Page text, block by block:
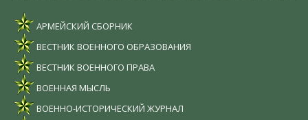
АРМЕЙСКИЙ СБОРНИК
ВЕСТНИК ВОЕННОГО ОБРАЗОВАНИЯ
ВЕСТНИК ВОЕННОГО ПРАВА
ВОЕННАЯ МЫСЛЬ
ВОЕННО-ИСТОРИЧЕСКИЙ ЖУРНАЛ